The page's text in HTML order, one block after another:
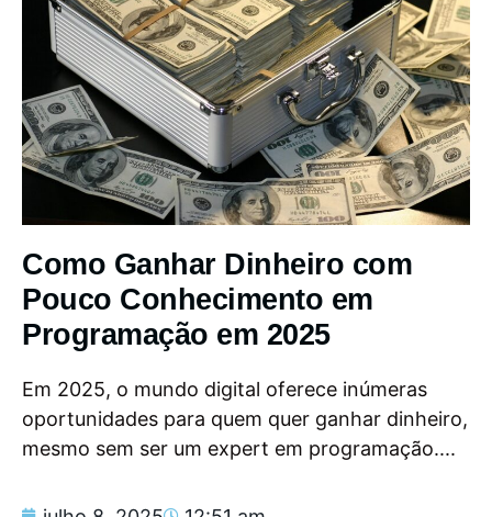
Como Ganhar Dinheiro com
Pouco Conhecimento em
Programação em 2025
Em 2025, o mundo digital oferece inúmeras
oportunidades para quem quer ganhar dinheiro,
mesmo sem ser um expert em programação....